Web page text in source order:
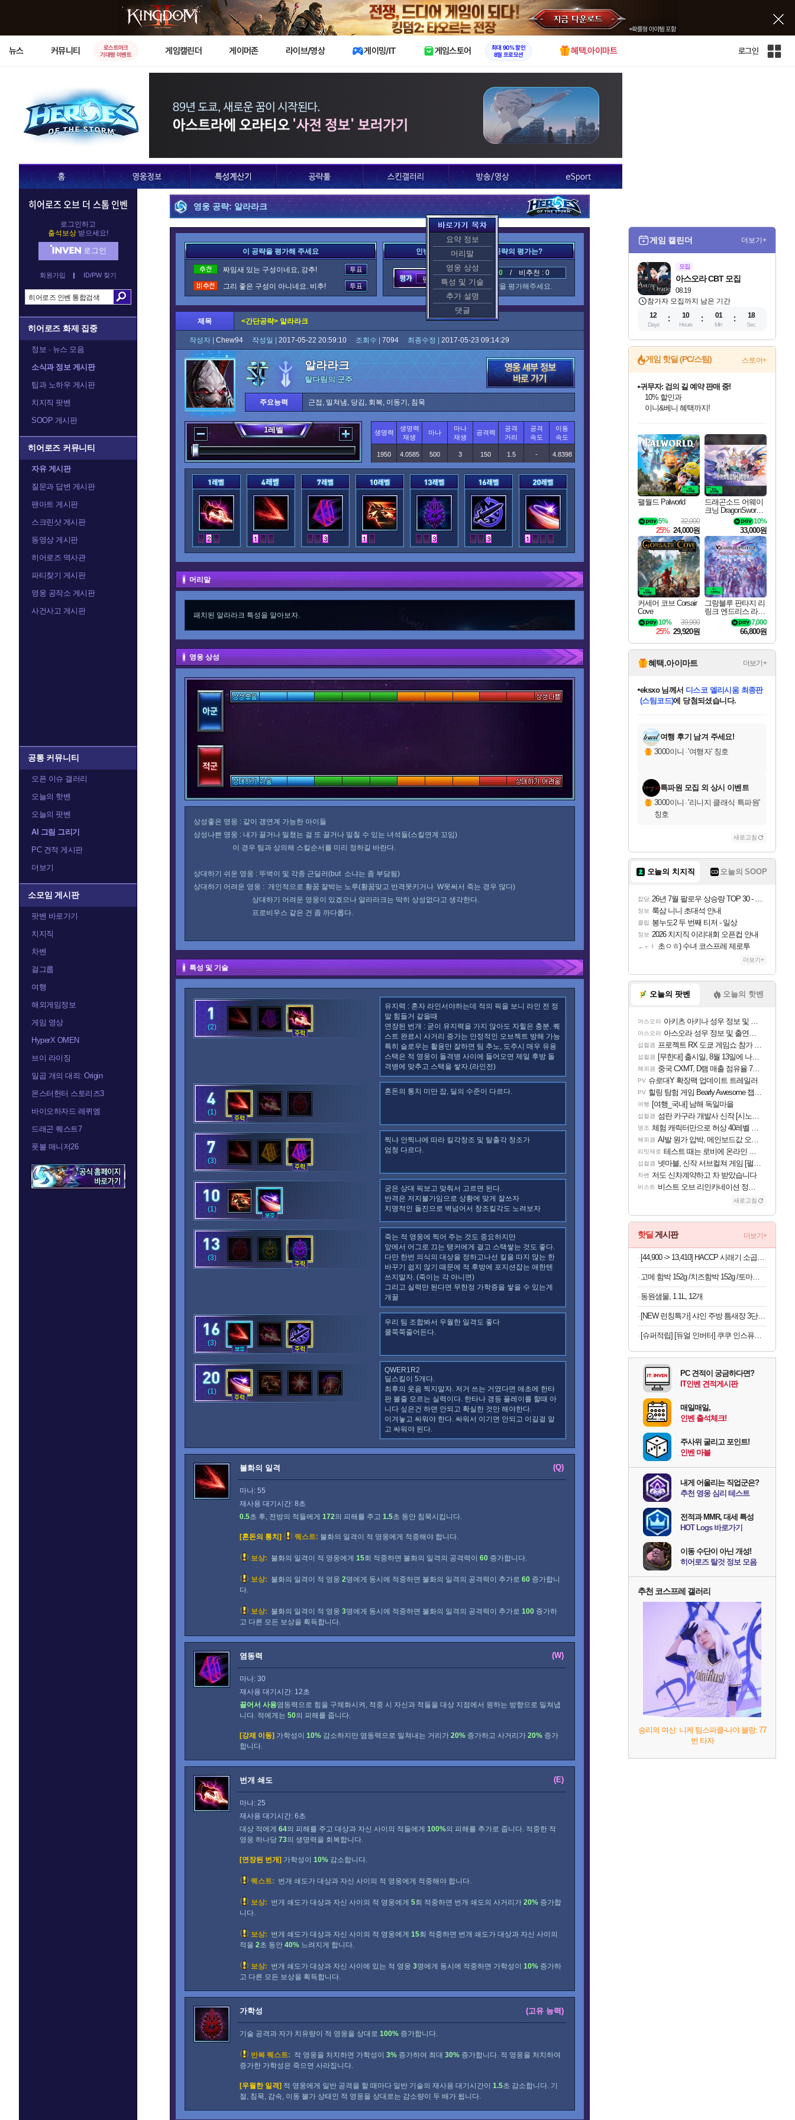
X
뉴스 커뮤니티
로스트아크
기대평 이벤트
게임캘린더 게이머존 라이브/영상 게이밍/IT 게임스토어
최대 90% 할인
8월 프로모션
혜택.아이마트 로그인
인
히어로즈 오브 더 스톰 인벤
로그인하고
출석보상 받으세요!
로그인
회원가입 ID/PW 찾기
히어로즈 화제 집중
정보 · 뉴스 모음
소식과 정보 게시판
팁과 노하우 게시판
치지직 팟벤
SOOP 게시판
히어로즈 커뮤니티
자유 게시판
질문과 답변 게시판
팬아트 게시판
스크린샷 게시판
동영상 게시판
히어로즈 역사관
파티찾기 게시판
영웅 공작소 게시판
사건사고 게시판
공통 커뮤니티
오픈 이슈 갤러리
오늘의 핫벤
오늘의 팟벤
AI 그림 그리기
PC 견적 게시판
더보기
소모임 게시판
팟벤 바로가기
치지직
차벤
걸그룹
여행
해외게임정보
게임 영상
HyperX OMEN
브이 라이징
일곱 개의 대죄: Origin
몬스터헌터 스토리즈3
바이오하자드 레퀴엠
드래곤 퀘스트7
풋볼 매니저26
영웅 공략: 알라라크
이 공략을 평가해 주세요 인벤 여러분이 평가한 이 공략의 평가는?
짜임새 있는 구성이네요, 강추!
그리 좋은 구성이 아니네요. 비추!
평가중
추천 : 0 / 비추천 : 0
이 공략을 평가해주세요.
제목 <간단공략> 알라라크
작성자 | Chew94 작성일 | 2017-05-22 20:59:10 조회수 | 7094 최종수정 | 2017-05-23 09:14:29
알라라크
탈다림의 군주
주요능력 근접, 밀쳐냄, 당김, 회복, 이동기, 침묵
1레벨 생명력
생명력
재생
마나
마나
재생
공격력
공격
거리
공격
속도
이동
속도
1950 4.0585 500 3 150 1.5 - 4.8398
머리말
패치된 알라라크 특성을 알아보자.
영웅 상성
상성좋은 영웅 : 같이 갱연계 가능한 아이들
상성나쁜 영웅 : 내가 끌거나 밀쳤는 걸 또 끌거나 밀칠 수 있는 녀석들(스킬연계 꼬임)
이 경우 팀과 상의해 스킬순서를 미리 정하길 바란다.
상대하기 쉬운 영웅 : 뚜벅이 및 각종 근딜러(but 소냐는 좀 부담됨)
상대하기 어려운 영웅 : 개인적으로 황꿈 잘박는 노루(황꿈맞고 반격못키거나 W못써서 죽는 경우 많다)
상대하기 어려운 영웅이 있겠으나 알라라크는 딱히 상성없다고 생각한다.
프로비우스 같은 건 좀 까다롭다.
특성 및 기술
(2)
유지력 : 혼자 라인서야하는데 적의 픽을 보니 라인 전 정
말 힘들거 같을때
연장된 번개 : 굳이 유지력을 가지 않아도 자힐은 충분. 퀘
스트 완료시 사거리 증가는 안정적인 오브젝트 방해 가능
특히 슬로우는 활용만 잘하면 팀 추노, 도주시 매우 유용
스택은 적 영웅이 돌격병 사이에 들어오면 제일 후방 돌
격병에 맞추고 스택을 쌓자.(라인전)
(1)
혼돈의 통치 미만 잡, 딜의 수준이 다르다.
(3)
찍냐 안찍냐에 따라 킬각창조 및 탈출각 창조가
엄청 다르다.
(1)
궁은 상대 픽보고 맞춰서 고르면 된다.
반격은 저지불가임으로 상황에 맞게 잘쓰자
치명적인 돌진으로 벽넘어서 창조킬각도 노려보자
(3)
죽는 적 영웅에 찍어 주는 것도 중요하지만
앞에서 어그로 끄는 탱커에게 걸고 스택쌓는 것도 좋다.
다만 한번 의식의 대상을 정하고나선 킬을 따지 않는 한
바꾸기 쉽지 않기 때문에 적 후방에 포지션잡는 애한텐
쓰지말자. (죽이는 각 아니면)
그리고 실력만 된다면 무한정 가학증을 쌓을 수 있는게
개꿀
(3)
우리 팀 조합봐서 우월한 일격도 좋다
쿨쭉쭉줄어든다.
(1)
QWER1R2
딜스킬이 5개다.
최후의 웃음 찍지말자. 저거 쓰는 거였다면 애초에 한타
판 볼줄 모르는 실력이다. 한타나 갱등 플레이를 할때 아
니다 싶은건 하면 안되고 확실한 것만 해야한다.
이겨놓고 싸워야 한다. 싸워서 이기면 안되고 이길걸 알
고 싸워야 된다.
불화의 일격 (Q)
마나: 55
재사용 대기시간: 8초
0.5초 후, 전방의 적들에게 172의 피해를 주고 1.5초 동안 침묵시킵니다.
[혼돈의 통치] 퀘스트: 불화의 일격이 적 영웅에게 적중해야 합니다.
보상: 불화의 일격이 적 영웅에게 15회 적중하면 불화의 일격의 공격력이 60 증가합니다.
보상: 불화의 일격이 적 영웅 2명에게 동시에 적중하면 불화의 일격의 공격력이 추가로 60 증가합니
다.
보상: 불화의 일격이 적 영웅 3명에게 동시에 적중하면 불화의 일격의 공격력이 추가로 100 증가하
고 다른 모든 보상을 획득합니다.
염동력 (W)
마나: 30
재사용 대기시간: 12초
끌어서 사용염동력으로 힘을 구체화시켜, 적중 시 자신과 적들을 대상 지점에서 원하는 방향으로 밀쳐냅
니다. 적에게는 50의 피해를 줍니다.
[강제 이동] 가학성이 10% 감소하지만 염동력으로 밀쳐내는 거리가 20% 증가하고 사거리가 20% 증가
합니다.
번개 쇄도 (E)
마나: 25
재사용 대기시간: 6초
대상 적에게 64의 피해를 주고 대상과 자신 사이의 적들에게 100%의 피해를 추가로 줍니다. 적중한 적
영웅 하나당 73의 생명력을 회복합니다.
[연장된 번개] 가학성이 10% 감소합니다.
퀘스트: 번개 쇄도가 대상과 자신 사이의 적 영웅에게 적중해야 합니다.
보상: 번개 쇄도가 대상과 자신 사이의 적 영웅에게 5회 적중하면 번개 쇄도의 사거리가 20% 증가합
니다.
보상: 번개 쇄도가 대상과 자신 사이의 적 영웅에게 15회 적중하면 번개 쇄도가 대상과 자신 사이의
적을 2초 동안 40% 느려지게 합니다.
보상: 번개 쇄도가 대상과 자신 사이에 있는 적 영웅 3명에게 동시에 적중하면 가학성이 10% 증가하
고 다른 모든 보상을 획득합니다.
가학성 (고유 능력)
기술 공격과 자가 치유량이 적 영웅을 상대로 100% 증가합니다.
반복 퀘스트: 적 영웅을 처치하면 가학성이 3% 증가하여 최대 30% 증가합니다. 적 영웅을 처치하여
증가한 가학성은 죽으면 사라집니다.
[우월한 일격] 적 영웅에게 일반 공격을 할 때마다 일반 기술의 재사용 대기시간이 1.5초 감소합니다. 기
절, 침묵, 감속, 이동 불가 상태인 적 영웅을 상대로는 감소량이 두 배가 됩니다.
요약 정보
머리말
영웅 상성
특성 및 기술
추가 설명
댓글
게임 캘린더 더보기+
모집
08.19
아스오라 CBT 모집
참가자 모집까지 남은 기간
12
Days
10
Hours
01
Min
17
Sec
게임 핫딜 (PC/스팀) 스토어+
최대 90% 할인가를 만나보세요!
네이버혜택과 함께 만나보세요!
50%할인&추가 적립까지!
귀무자: 검의 길 예약 판매 중!
10% 할인과
이니&베니 혜택까지!
네이버 혜택가와 함께 예약하세요!
할인&네이버혜택으로 만나보세요!
네이버페이 혜택과 만나보세요!
40주년 프로모션으로 만나보세요!
네이버 포인트 혜택까지!
할인가에 만나보세요!
일부 에디션 상시 할인!
혜택으로 예약 판매 중
편안하게 충전하세요
팰월드 Palworld
32,000
5%
25% 24,000원
드래곤소드 어웨이
크닝 DragonSword A
10%
33,000원
커세어 코브 Corsair
Cove
39,900
10%
25% 29,920원
그랑블루 판타지 리
링크 엔드리스 라그
나로크 Granblue Fa
ntasy Relink Endless
7,000
66,800원
혜택.아이마트 더보기+
당첨되셨습니다.
당첨되셨습니다.
eksxo님께서 디스코 엘리시움 최종판
(스팀코드)에 당첨되셨습니다.
당첨되셨습니다.
당첨되셨습니다.
에디션 (스팀코드) 를 교환.
당첨되셨습니다.
당첨되셨습니다.
당첨되셨습니다.
당첨되셨습니다.
여행 후기 남겨 주세요!
3000이니 ·'여행자' 칭호
특파원 모집 외 상시 이벤트
3000이니 ·'리니지 클래식 특파원'
칭호
새로고침
오늘의 치지직 오늘의 SOOP
잡담 26년 7월 팔로우 상승량 TOP 30 - 월간 치지직
정보 룩삼 니니 초대석 안내
클립 봉누도2 두 번째 티저 - 일상
정보 2026 치지직 이리대회 오픈컵 안내
ㅗㅜㅑ 초ㅇㅎ) 수녀 코스프레 제로투
더보기+
오늘의 팟벤 오늘의 핫벤
아스오라 아키츠 아키나 성우 정보 및 주요 필모
아스오라 아스오라 성우 정보 및 출연작 모음
섭컬겜 프로젝트 RX 도쿄 게임쇼 참가 결정
섭컬겜 [무한대] 출시일, 8월 13일에 나오나
해외겜 중국 CXMT, D램 매출 점유율 7%…글로벌 4위로 부상
PV 슈로대Y 확장팩 업데이트 트레일러
PV 힐링 탐험 게임 Bearly Awesome 챕터 1 트레일러
여행 [여행_국내] 남해 독일마을
섭컬겜 섬란 카구라 개발사 신작 [시노비 넥서스] 연내 출시 예정
명조 체험 캐릭터만으로 허상 40레벨 하이와티아 5분 컷!｜에이메스·린네·모니에 명함
해외겜 AI발 원가 압박, 메인보드값 오르나
리밋제로 테스트 때는 로비에 온라인 기능이 있는데
섭컬겜 넷마블, 신작 서브컬쳐 게임 [펄 인 블루] 티저 사이트 오픈
차벤 저도 신차계약하고 차 받았습니다
비스트 비스트 오브 리인카네이션 정보/공략글 모음
새로고침
핫딜 게시판 더보기+
[44,900 -> 13,410] HACCP 시래기 소곱창 전골 1kg
고메 함박 152g /치즈함박 152g /토마토미트볼 147G X 12봉
동원샘물, 1.1L, 12개
[NEW 런칭특가] 샤인 주방 틈새장 3단 이동식 선반
[슈퍼적립] [듀얼 인버터] 쿠쿠 인스퓨어 초슬림 창문형에어컨 CA-BWNLDE0630NW 에너지 효율 1등급
PC 견적이 궁금하다면?
IT인벤 견적게시판
매일매일,
인벤 출석체크!
주사위 굴리고 포인트!
인벤 마블
내게 어울리는 직업군은?
추천 영웅 심리 테스트
전적과 MMR, 대세 특성
HOT Logs 바로가기
이동 수단이 아닌 개성!
히어로즈 탈것 정보 모음
추천 코스프레 갤러리
승리의 여신: 니케 팀스파클-나야 블랑: 77
번 타자